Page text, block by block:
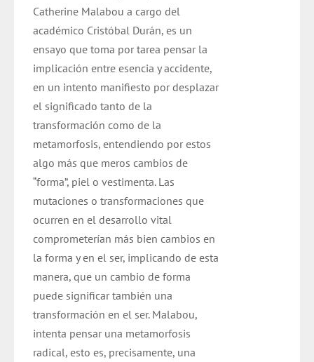
Catherine Malabou a cargo del
académico Cristóbal Durán, es un
ensayo que toma por tarea pensar la
implicación entre esencia y accidente,
en un intento manifiesto por desplazar
el significado tanto de la
transformación como de la
metamorfosis, entendiendo por estos
algo más que meros cambios de
“forma”, piel o vestimenta. Las
mutaciones o transformaciones que
ocurren en el desarrollo vital
comprometerían más bien cambios en
la forma y en el ser, implicando de esta
manera, que un cambio de forma
puede significar también una
transformación en el ser. Malabou,
intenta pensar una metamorfosis
radical, esto es, precisamente, una